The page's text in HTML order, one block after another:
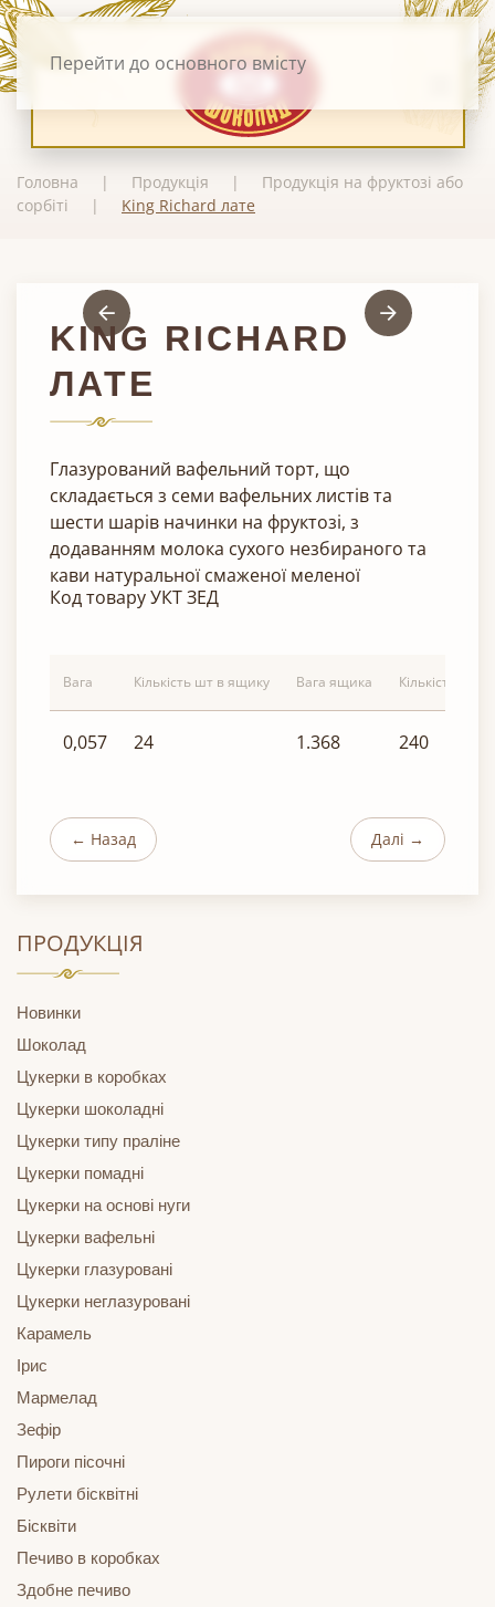
Перейти до основного вмісту
Головна Продукція
Продукція на фруктозі або
сорбіті
King Richard лате
ПРОДУКЦІЯ
Новинки
Шоколад
Цукерки в коробках
Цукерки шоколадні
Цукерки типу праліне
Цукерки помадні
Цукерки на основі нуги
Цукерки вафельні
Цукерки глазуровані
Цукерки неглазуровані
Карамель
Ірис
Мармелад
Зефір
Пироги пісочні
Рулети бісквітні
Бісквіти
Печиво в коробках
Здобне печиво
KING RICHARD
ЛАТЕ
Глазурований вафельний торт, що
складається з семи вафельних листів та
шести шарів начинки на фруктозі, з
додаванням молока сухого незбираного та
кави натуральної смаженої меленої
Код товару УКТ ЗЕД
Вага Кількість шт в ящику Вага ящика Кількість
0,057 24 1.368 240
← Назад Далі →